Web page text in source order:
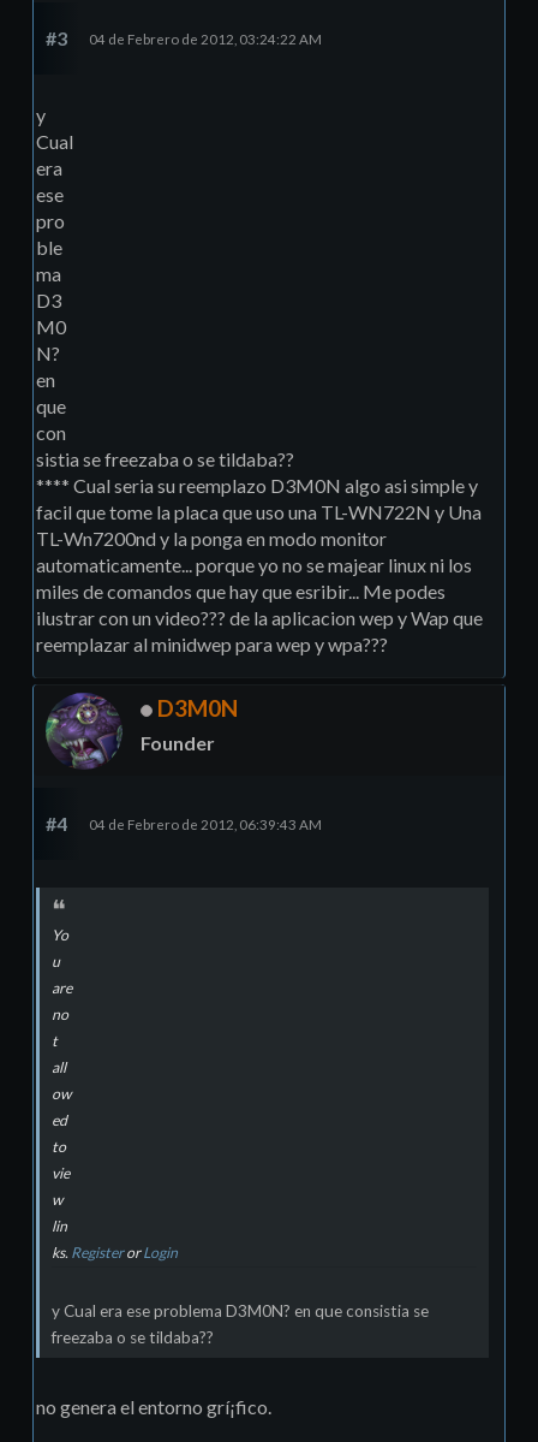
#3 04 de Febrero de 2012, 03:24:22 AM
y
Cual
era
ese
pro
ble
ma
D3
M0
N?
en
que
con
sistia se freezaba o se tildaba??
**** Cual seria su reemplazo D3M0N algo asi simple y
facil que tome la placa que uso una TL-WN722N y Una
TL-Wn7200nd y la ponga en modo monitor
automaticamente... porque yo no se majear linux ni los
miles de comandos que hay que esribir... Me podes
ilustrar con un video??? de la aplicacion wep y Wap que
reemplazar al minidwep para wep y wpa???
D3M0N
Founder
#4 04 de Febrero de 2012, 06:39:43 AM
Yo
u
are
no
t
all
ow
ed
to
vie
w
lin
ks. RegisterorLogin
y Cual era ese problema D3M0N? en que consistia se
freezaba o se tildaba??
no genera el entorno grí¡fico.